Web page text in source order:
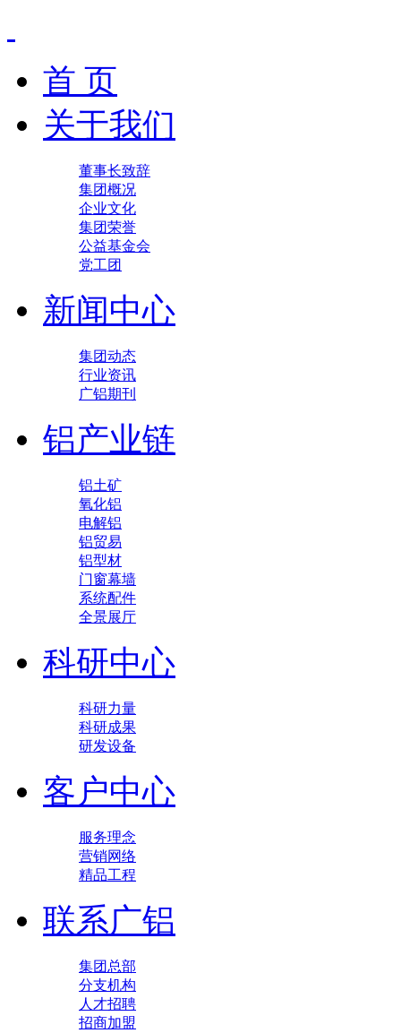
首 页
关于我们
董事长致辞
集团概况
企业文化
集团荣誉
公益基金会
党工团
新闻中心
集团动态
行业资讯
广铝期刊
铝产业链
铝土矿
氧化铝
电解铝
铝贸易
铝型材
门窗幕墙
系统配件
全景展厅
科研中心
科研力量
科研成果
研发设备
客户中心
服务理念
营销网络
精品工程
联系广铝
集团总部
分支机构
人才招聘
招商加盟